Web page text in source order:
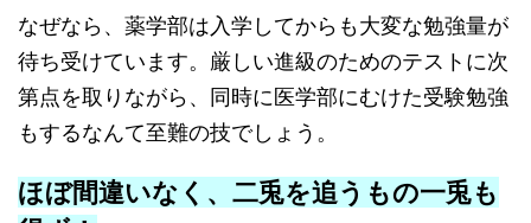
なぜなら、薬学部は入学してからも大変な勉強量が
待ち受けています。厳しい進級のためのテストに次
第点を取りながら、同時に医学部にむけた受験勉強
もするなんて至難の技でしょう。
ほぼ間違いなく、二兎を追うもの一兎も